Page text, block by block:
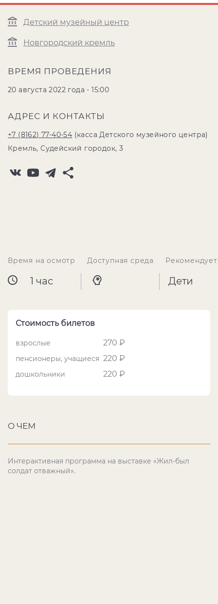
Детский музейный центр
Новгородский кремль
ВРЕМЯ ПРОВЕДЕНИЯ
20 августа 2022 года - 15:00
АДРЕС И КОНТАКТЫ
+7 (8162) 77-40-54 (касса Детского музейного центра)
Кремль, Судейский городок, 3
Время на осмотр
1 час
Доступная среда
Дети
Стоимость билетов
взрослые 270 ₽
пенсионеры, учащиеся 220 ₽
дошкольники 220 ₽
О ЧЕМ
Интерактивная программа на выставке «Жил-был
солдат отважный».